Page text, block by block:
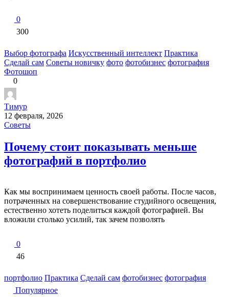
0
300
Выбор фотографа Искусственный интеллект Практика
Сделай сам Советы новичку фото фотобизнес фотография
Фотошоп
0
Тимур
12 февраля, 2026
Советы
Почему стоит показывать меньше
фотографий в портфолио
Как мы воспринимаем ценность своей работы. После часов,
потраченных на совершенствование студийного освещения,
естественно хотеть поделиться каждой фотографией. Вы
вложили столько усилий, так зачем позволять
0
46
портфолио Практика Сделай сам фотобизнес фотография
Популярное